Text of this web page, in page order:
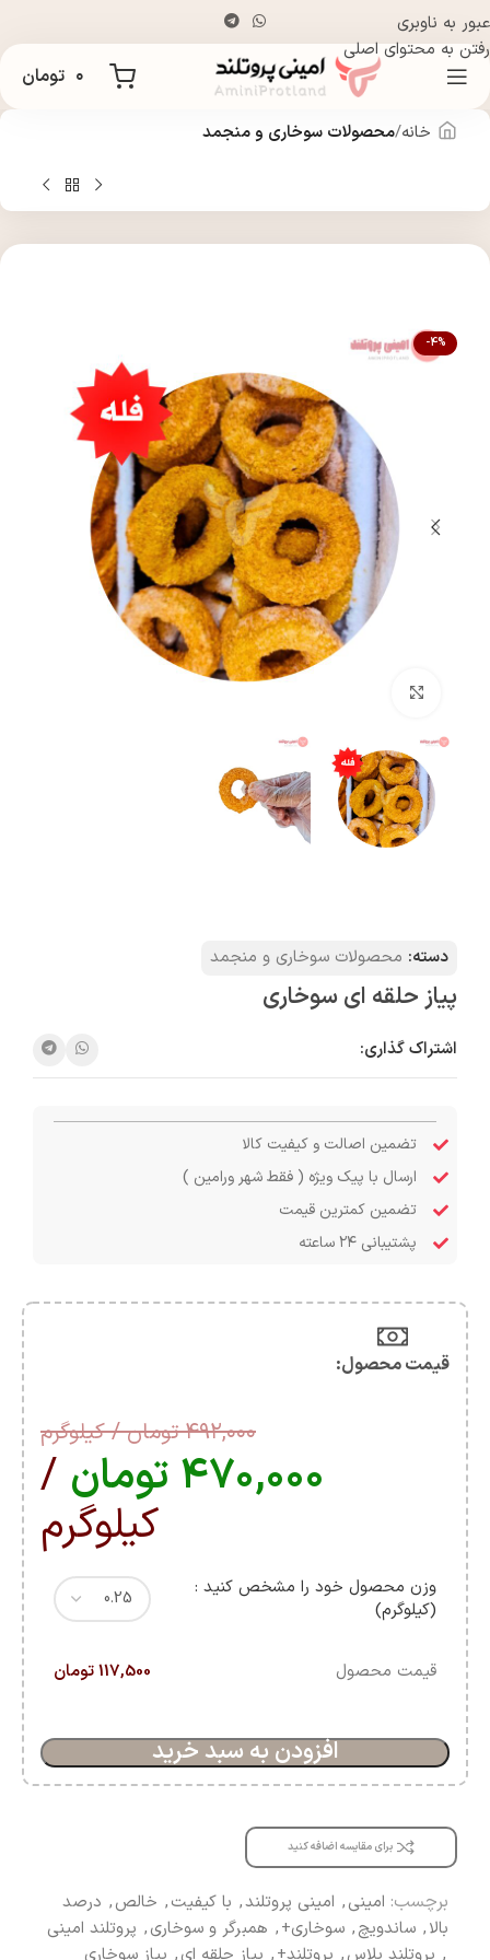
عبور به ناوبری
رفتن به محتوای اصلی
۰ تومان
خانه محصولات سوخاری و منجمد
-4%
دسته: محصولات سوخاری و منجمد
پیاز حلقه ای سوخاری
اشتراک گذاری:
تضمین اصالت و کیفیت کالا
ارسال با پیک ویژه ( فقط شهر ورامین )
تضمین کمترین قیمت
پشتیبانی ۲۴ ساعته
قیمت محصول:​
۴۹۲,۰۰۰ تومان/ کیلوگرم
۴۷۰,۰۰۰ تومان /
کیلوگرم
وزن محصول خود را مشخص کنید :
(کیلوگرم)
قیمت محصول 117,500 تومان
افزودن به سبد خرید
برای مقایسه اضافه کنید
برچسب: امینی, امینی پروتلند, با کیفیت, خالص, درصد
بالا, ساندویچ, سوخاری+, همبرگر و سوخاری, پروتلند امینی